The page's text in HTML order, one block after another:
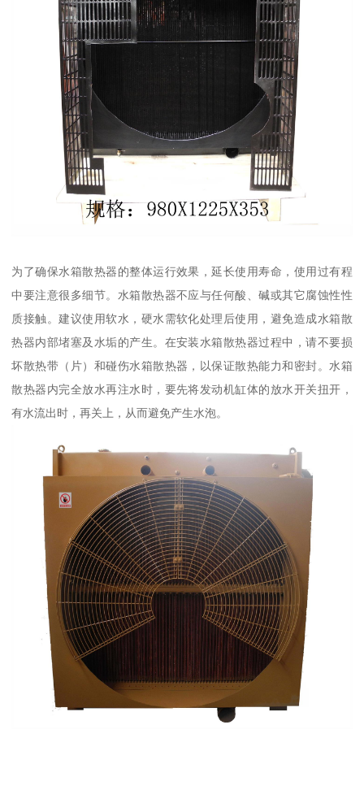
为了确保水箱散热器的整体运行效果，延长使用寿命，使用过有程
中要注意很多细节。水箱散热器不应与任何酸、碱或其它腐蚀性性
质接触。建议使用软水，硬水需软化处理后使用，避免造成水箱散
热器内部堵塞及水垢的产生。在安装水箱散热器过程中，请不要损
坏散热带（片）和碰伤水箱散热器，以保证散热能力和密封。水箱
散热器内完全放水再注水时，要先将发动机缸体的放水开关扭开，
有水流出时，再关上，从而避免产生水泡。